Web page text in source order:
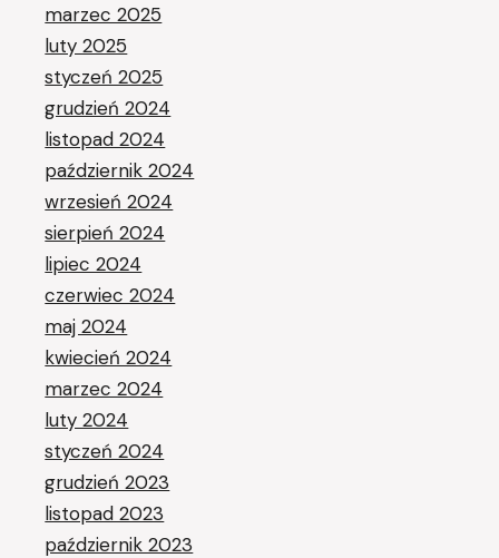
marzec 2025
luty 2025
styczeń 2025
grudzień 2024
listopad 2024
październik 2024
wrzesień 2024
sierpień 2024
lipiec 2024
czerwiec 2024
maj 2024
kwiecień 2024
marzec 2024
luty 2024
styczeń 2024
grudzień 2023
listopad 2023
październik 2023